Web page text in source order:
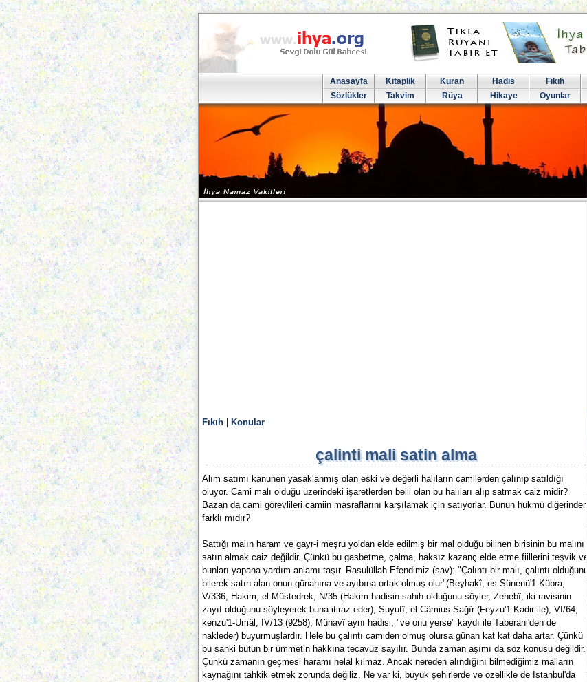
Anasayfa Kitaplik Kuran Hadis Fıkıh
Sözlükler
Takvim Rüya Hikaye Oyunlar
Fıkıh Konular
çalinti mali satin alma
Alım satımı kanunen yasaklanmış olan eski ve değerli halıların camilerden çalınıp satıldığı
oluyor. Cami malı olduğu üzerindeki işaretlerden belli olan bu halıları alıp satmak caiz midir?
Bazan da cami görevlileri camiin masraflarını karşılamak için satıyorlar. Bunun hükmü diğerinden
farklı mıdır?
Sattığı malın haram ve gayr-i meşru yoldan elde edilmiş bir mal olduğu bilinen birisinin bu malını
satın almak caiz değildir. Çünkü bu gasbetme, çalma, haksız kazanç elde etme fiillerini teşvik ve
bunları yapana yardım anlamı taşır. Rasulüllah Efendimiz (sav): "Çalıntı bir malı, çalıntı olduğunu
bilerek satın alan onun günahına ve ayıbına ortak olmuş olur"(Beyhakî, es-Sünenü'1-Kübra,
V/336; Hakim; el-Müstedrek, N/35 (Hakim hadisin sahih olduğunu söyler, Zehebî, iki ravisinin
zayıf olduğunu söyleyerek buna itiraz eder); Suyutî, el-Câmius-Sağîr (Feyzu'1-Kadir ile), VI/64;
kenzu'1-Umâl, IV/13 (9258); Münavî aynı hadisi, "ve onu yerse" kaydı ile Taberani'den de
nakleder) buyurmuşlardır. Hele bu çalıntı camiden olmuş olursa günah kat kat daha artar. Çünkü
bu sanki bütün bir ümmetin hakkına tecavüz sayılır. Bunda zaman aşımı da söz konusu değildir.
Çünkü zamanın geçmesi haramı helal kılmaz. Ancak nereden alındığını bilmediğimiz malların
kaynağını tahkik etmek zorunda değiliz. Ne var ki, büyük şehirlerde ve özellikle de Istanbul'da